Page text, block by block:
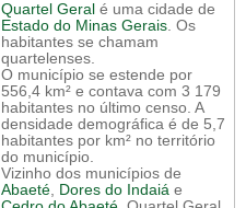
Quartel Geral é uma cidade de
Estado do Minas Gerais. Os
habitantes se chamam
quartelenses.
O município se estende por
556,4 km² e contava com 3 179
habitantes no último censo. A
densidade demográfica é de 5,7
habitantes por km² no território
do município.
Vizinho dos municípios de
Abaeté, Dores do Indaiá e